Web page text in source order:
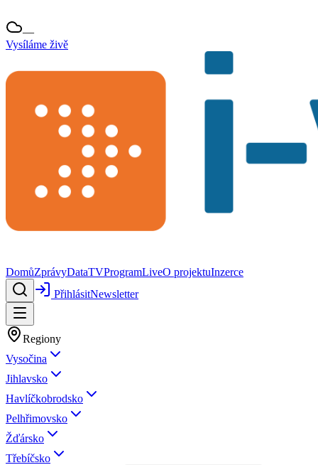
—
Vysíláme živě
DomůZprávyDataTVProgramLiveO projektuInzerce
PřihlásitNewsletter
Regiony
Vysočina
Jihlavsko
Havlíčkobrodsko
Pelhřimovsko
Žďársko
Třebíčsko